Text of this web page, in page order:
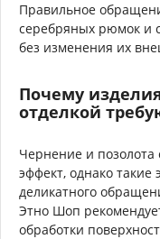
Правильное
серебряных рюмок и
без изменения их
Почему
отделкой
Чернение и
эффект, однако
деликатного
Этно Шоп
обработки